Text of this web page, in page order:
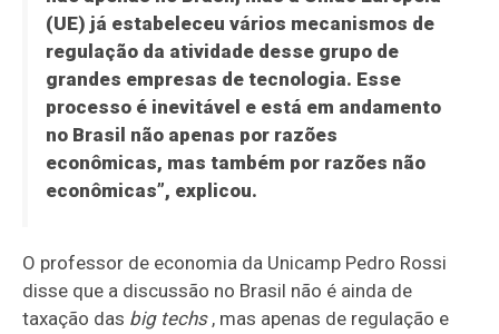
(UE) já estabeleceu vários mecanismos de
regulação da atividade desse grupo de
grandes empresas de tecnologia. Esse
processo é inevitável e está em andamento
no Brasil não apenas por razões
econômicas, mas também por razões não
econômicas”, explicou.
O professor de economia da Unicamp Pedro Rossi
disse que a discussão no Brasil não é ainda de
taxação das big techs, mas apenas de regulação e